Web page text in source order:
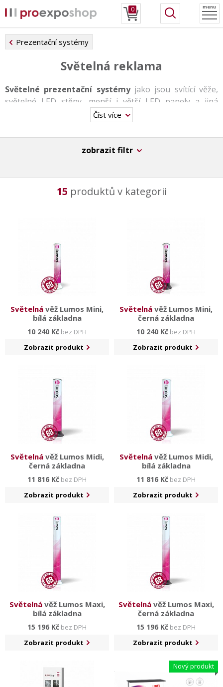
0 menu
Prezentační systémy
Světelná reklama
Světelné prezentační systémyjako jsou svítící věže,
světelné LED stěny, menší i větší LED panely a jiná
moderním LED technologiímVám naše systémy
Číst více
zobrazit filtr
15 produktů v kategorii
Světelná věž Lumos Mini,
bílá základna
10 240 Kč bez DPH
Zobrazit produkt
Světelná věž Lumos Mini,
černá základna
10 240 Kč bez DPH
Zobrazit produkt
Světelnávěž Lumos Midi,
černá základna
11 816 Kč bez DPH
Zobrazit produkt
Světelnávěž Lumos Midi,
bílá základna
11 816 Kč bez DPH
Zobrazit produkt
Světelnávěž Lumos Maxi,
bílá základna
15 196 Kč bez DPH
Zobrazit produkt
Světelnávěž Lumos Maxi,
černá základna
15 196 Kč bez DPH
Zobrazit produkt
Nový produkt